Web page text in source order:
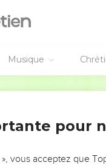
Musique
pour
vous acceptez que